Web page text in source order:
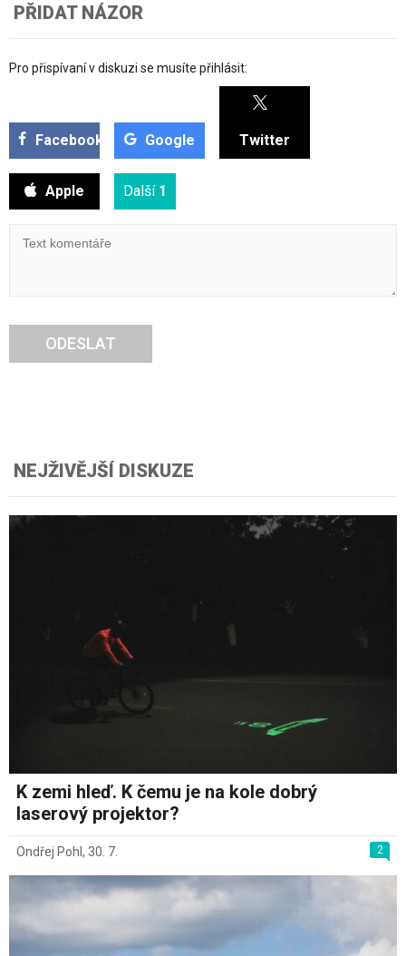
PŘIDAT NÁZOR
Pro přispívaní v diskuzi se musíte přihlásit:
Facebook Google Twitter
Apple Další 1
ODESLAT
NEJŽIVĚJŠÍ DISKUZE
K zemi hleď. K čemu je na kole dobrý
laserový projektor?
2
Ondřej Pohl , 30. 7.